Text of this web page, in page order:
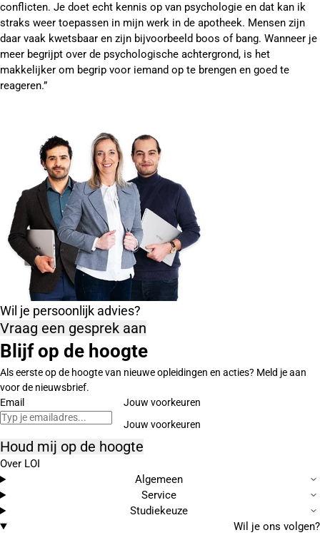
conflicten. Je doet echt kennis op van psychologie en dat kan ik
straks weer toepassen in mijn werk in de apotheek. Mensen zijn
daar vaak kwetsbaar en zijn bijvoorbeeld boos of bang. Wanneer je
meer begrijpt over de psychologische achtergrond, is het
makkelijker om begrip voor iemand op te brengen en goed te
reageren.”
Wil je persoonlijk advies?
Vraag een gesprek aan
Blijf op de hoogte
Als eerste op de hoogte van nieuwe opleidingen en acties? Meld je aan
voor de nieuwsbrief.
Email
Jouw voorkeuren
Houd mij op de hoogte
Over LOI
Algemeen
Service
Studiekeuze
Wil je ons volgen?